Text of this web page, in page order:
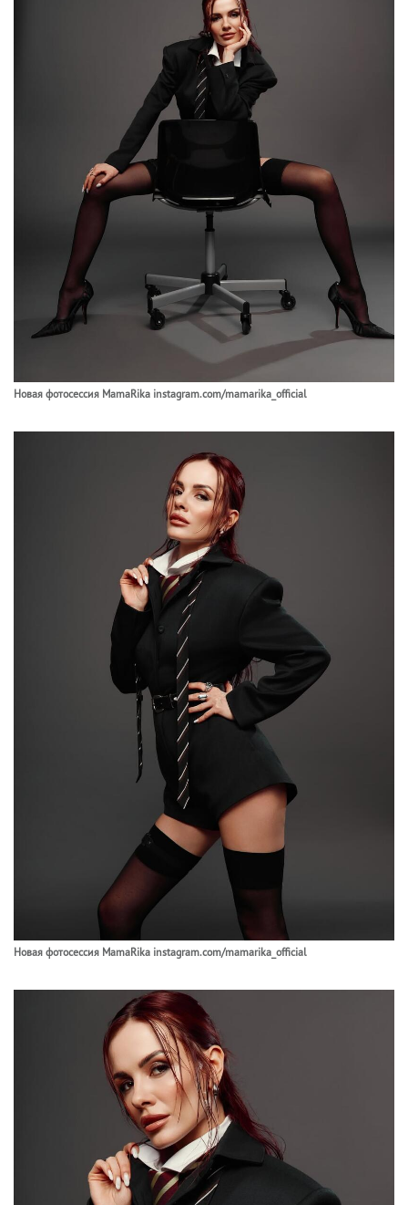
Новая фотосессия MamaRika instagram.com/mamarika_official
Новая фотосессия MamaRika instagram.com/mamarika_official